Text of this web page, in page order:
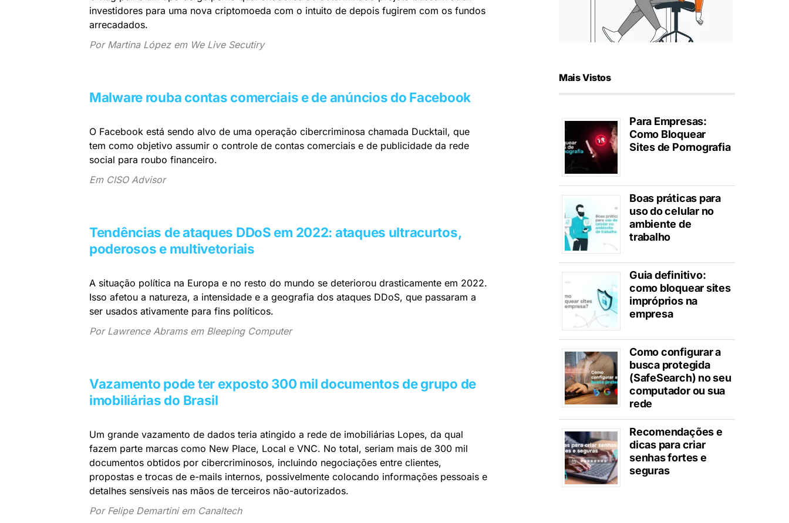
investidores para uma nova criptomoeda com o intuito de depois fugirem com os fundos
arrecadados.
Por Martina López em We Live Secutiry
Malware rouba contas comerciais e de anúncios do Facebook
O Facebook está sendo alvo de uma operação cibercriminosa chamada Ducktail, que
tem como objetivo assumir o controle de contas comerciais e de publicidade da rede
social para roubo financeiro.
Em CISO Advisor
Tendências de ataques DDoS em 2022: ataques ultracurtos,
poderosos e multivetoriais
A situação política na Europa e no resto do mundo se deteriorou drasticamente em 2022.
Isso afetou a natureza, a intensidade e a geografia dos ataques DDoS, que passaram a
ser usados ​​ativamente para fins políticos.
Por Lawrence Abrams em Bleeping Computer
Vazamento pode ter exposto 300 mil documentos de grupo de
imobiliárias do Brasil
Um grande vazamento de dados teria atingido a rede de imobiliárias Lopes, da qual
fazem parte marcas como New Place, Local e VNC. No total, seriam mais de 300 mil
documentos obtidos por cibercriminosos, incluindo negociações entre clientes,
propostas e trocas de e-mails internos, possivelmente colocando informações pessoais e
detalhes sensíveis nas mãos de terceiros não-autorizados.
Por Felipe Demartini em Canaltech
Mais Vistos
Para Empresas:
Como Bloquear
Sites de Pornografia
Boas práticas para
uso do celular no
ambiente de
trabalho
Guia definitivo:
como bloquear sites
impróprios na
empresa
Como configurar a
busca protegida
(SafeSearch) no seu
computador ou sua
rede
Recomendações e
dicas para criar
senhas fortes e
seguras